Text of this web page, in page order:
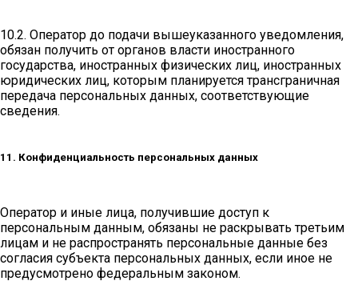
10.2. Оператор до подачи вышеуказанного уведомления,
обязан получить от органов власти иностранного
государства, иностранных физических лиц, иностранных
юридических лиц, которым планируется трансграничная
передача персональных данных, соответствующие
сведения.
11. Конфиденциальность персональных данных
Оператор и иные лица, получившие доступ к
персональным данным, обязаны не раскрывать третьим
лицам и не распространять персональные данные без
согласия субъекта персональных данных, если иное не
предусмотрено федеральным законом.